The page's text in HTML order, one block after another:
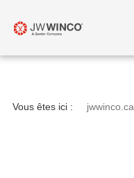
Vous êtes ici : jwwinco.ca